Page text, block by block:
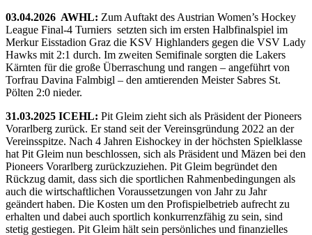
03.04.2026 AWHL: Zum Auftakt des Austrian Women’s Hockey
League Final-4 Turniers setzten sich im ersten Halbfinalspiel im
Merkur Eisstadion Graz die KSV Highlanders gegen die VSV Lady
Hawks mit 2:1 durch. Im zweiten Semifinale sorgten die Lakers
Kärnten für die große Überraschung und rangen – angeführt von
Torfrau Davina Falmbigl – den amtierenden Meister Sabres St.
Pölten 2:0 nieder.
31.03.2025 ICEHL: Pit Gleim zieht sich als Präsident der Pioneers
Vorarlberg zurück. Er stand seit der Vereinsgründung 2022 an der
Vereinsspitze. Nach 4 Jahren Eishockey in der höchsten Spielklasse
hat Pit Gleim nun beschlossen, sich als Präsident und Mäzen bei den
Pioneers Vorarlberg zurückzuziehen. Pit Gleim begründet den
Rückzug damit, dass sich die sportlichen Rahmenbedingungen als
auch die wirtschaftlichen Voraussetzungen von Jahr zu Jahr
geändert haben. Die Kosten um den Profispielbetrieb aufrecht zu
erhalten und dabei auch sportlich konkurrenzfähig zu sein, sind
stetig gestiegen. Pit Gleim hält sein persönliches und finanzielles